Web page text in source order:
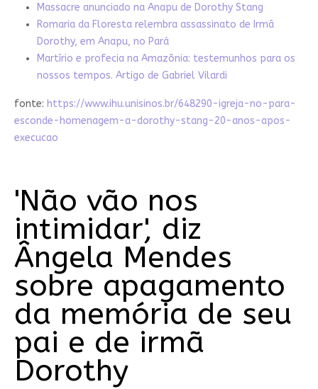
Massacre anunciado na Anapu de Dorothy Stang
Romaria da Floresta relembra assassinato de Irmã
Dorothy, em Anapu, no Pará
Martírio e profecia na Amazônia: testemunhos para os
nossos tempos. Artigo de Gabriel Vilardi
fonte: https://www.ihu.unisinos.br/648290-igreja-no-para-
esconde-homenagem-a-dorothy-stang-20-anos-apos-
execucao
'Não vão nos
intimidar', diz
Ângela Mendes
sobre apagamento
da memória de seu
pai e de irmã
Dorothy